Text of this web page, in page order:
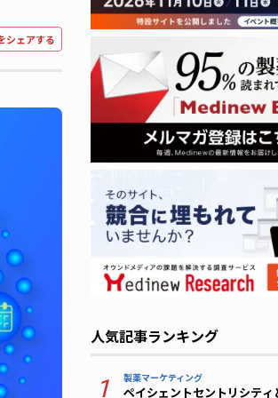
シェアする
人気記事ランキング
1 製薬マーケティング
ペイシェントセントリシテ